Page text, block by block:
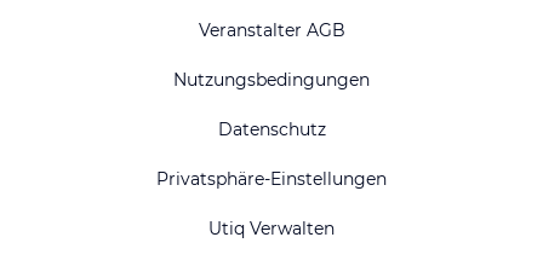
Veranstalter AGB
Nutzungsbedingungen
Datenschutz
Privatsphäre-Einstellungen
Utiq Verwalten